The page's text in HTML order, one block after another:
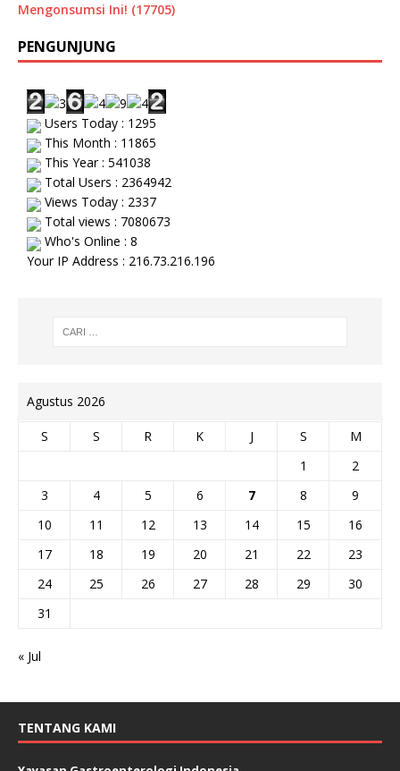
Mengonsumsi Ini! (17705)
PENGUNJUNG
Users Today : 1295
This Month : 11865
This Year : 541038
Total Users : 2364942
Views Today : 2337
Total views : 7080673
Who's Online : 8
Your IP Address : 216.73.216.196
Agustus 2026
S S R K J S
M
1
2
3
4 5 6 7 8
9
10
11 12 13 14 15
16
17
18 19 20 21 22
23
24
25 26 27 28 29
30
31
« Jul
TENTANG KAMI